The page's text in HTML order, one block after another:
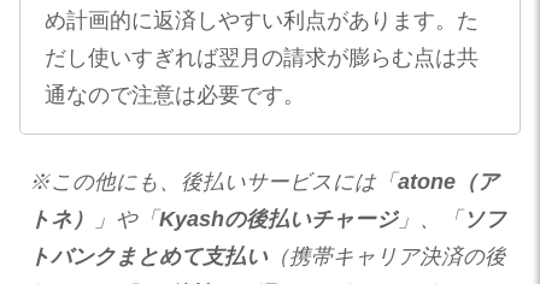
め計画的に返済しやすい利点があります。た
だし使いすぎれば翌月の請求が膨らむ点は共
通なので注意は必要です。
※この他にも、後払いサービスには「atone（ア
トネ）
」や「Kyashの後払いチャージ」、「 ソフ
トバンクまとめて支払い（携帯キャリア決済の後